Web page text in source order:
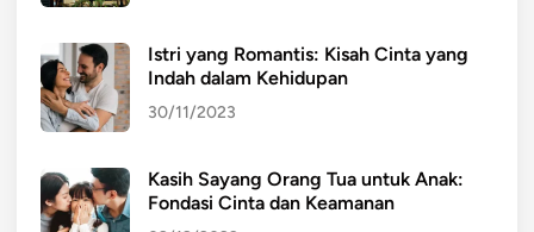
t
t
a
Istri yang Romantis: Kisah Cinta yang
Indah dalam Kehidupan
30/11/2023
Kasih Sayang Orang Tua untuk Anak:
Fondasi Cinta dan Keamanan